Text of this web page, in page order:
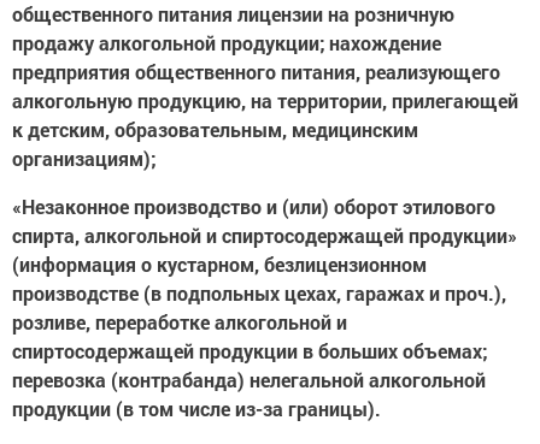
общественного питания лицензии на розничную
продажу алкогольной продукции; нахождение
предприятия общественного питания, реализующего
алкогольную продукцию, на территории, прилегающей
к детским, образовательным, медицинским
организациям);
«Незаконное производство и (или) оборот этилового
спирта, алкогольной и спиртосодержащей продукции»
(информация о кустарном, безлицензионном
производстве (в подпольных цехах, гаражах и проч.),
розливе, переработке алкогольной и
спиртосодержащей продукции в больших объемах;
перевозка (контрабанда) нелегальной алкогольной
продукции (в том числе из-за границы).